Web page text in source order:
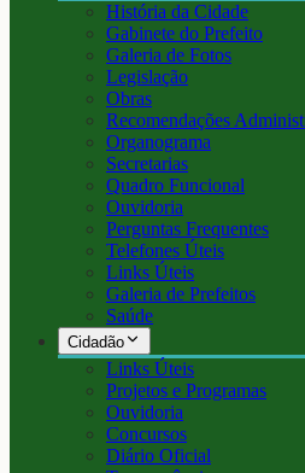
História da Cidade
Gabinete do Prefeito
Galeria de Fotos
Legislação
Obras
Recomendações
Organograma
Secretarias
Quadro Funcional
Ouvidoria
Perguntas Frequentes
Telefones Úteis
Links Úteis
Galeria de Prefeitos
Saúde
Cidadão
Links Úteis
Projetos e Programas
Ouvidoria
Concursos
Diário Oficial